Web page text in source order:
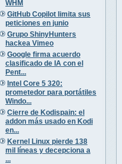
WHM
GitHub Copilot limita sus
peticiones en junio
Grupo ShinyHunters
hackea Vimeo
Google firma acuerdo
clasificado de IA con el
Pent...
Intel Core 5 320:
prometedor para portátiles
Windo...
Cierre de Kodispain: el
addon más usado en Kodi
en...
Kernel Linux pierde 138
mil líneas y decepciona a
...